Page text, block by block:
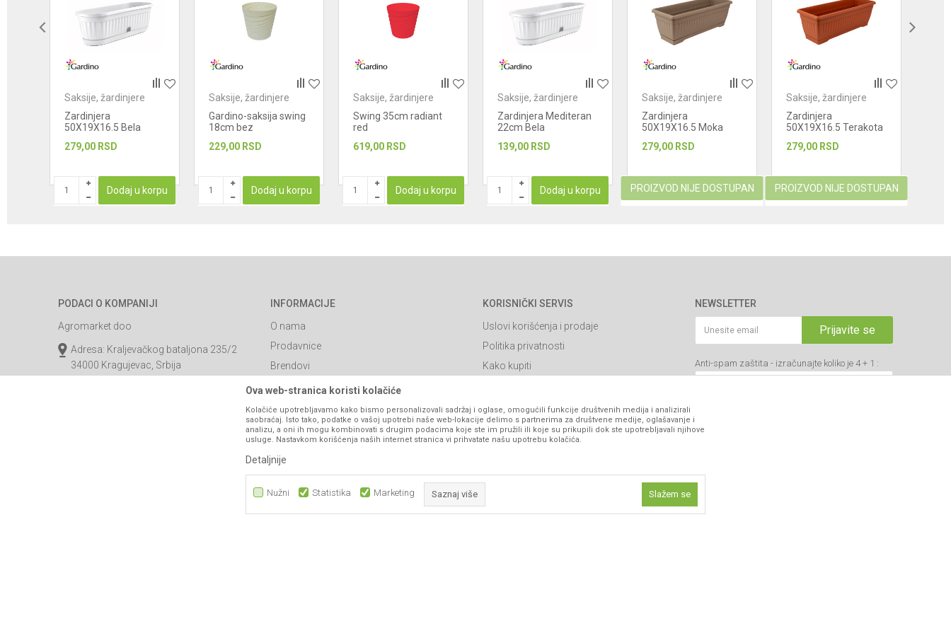
POŠALJI
Saksije, žardinjere
Zardinjera
50X19X16.5 Bela
279,00 RSD
Dodaj u korpu
Saksije, žardinjere
Gardino-saksija swing
18cm bez
229,00 RSD
Dodaj u korpu
Saksije, žardinjere
Swing 35cm radiant
red
619,00 RSD
Dodaj u korpu
Saksije, žardinjere
Zardinjera Mediteran
22cm Bela
139,00 RSD
Dodaj u korpu
Saksije, žardinjere
Zardinjera
50X19X16.5 Moka
279,00 RSD
PROIZVOD NIJE DOSTUPAN
Saksije, žardinjere
Zardinjera
50X19X16.5 Terakota
279,00 RSD
PROIZVOD NIJE DOSTUPAN
PODACI O KOMPANIJI
Agromarket doo
Adresa: Kraljevačkog bataljona 235/2
34000 Kragujevac, Srbija
INFORMACIJE
O nama
Prodavnice
Brendovi
Katalozi
Saradnja
Blog
Najčešća pitanja
Kontakt
KORISNIČKI SERVIS
Uslovi korišćenja i prodaje
Politika privatnosti
Kako kupiti
Click & Collect
Načini plaćanja
Plaćanje karticama
Pravo na odustajanje
Reklamacije
NEWSLETTER
Prijavite se
Anti-spam zaštita - izračunajte koliko je 4 + 1 :
VIBER I SMS NEWSLETTER
Ova web-stranica koristi kolačiće
Kolačiće upotrebljavamo kako bismo personalizovali sadržaj i oglase, omogućili funkcije društvenih medija i analizirali
saobraćaj. Isto tako, podatke o vašoj upotrebi naše web-lokacije delimo s partnerima za društvene medije, oglašavanje i
analizu, a oni ih mogu kombinovati s drugim podacima koje ste im pružili ili koje su prikupili dok ste upotrebljavali njihove
usluge. Nastavkom korišćenja naših internet stranica vi prihvatate našu upotrebu kolačića.
Detaljnije
Nužni Statistika Marketing Saznaj više Slažem se